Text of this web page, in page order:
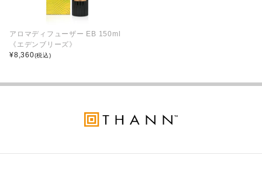
アロマディフューザー EB 150ml
《エデンブリーズ》
¥8,360(税込)